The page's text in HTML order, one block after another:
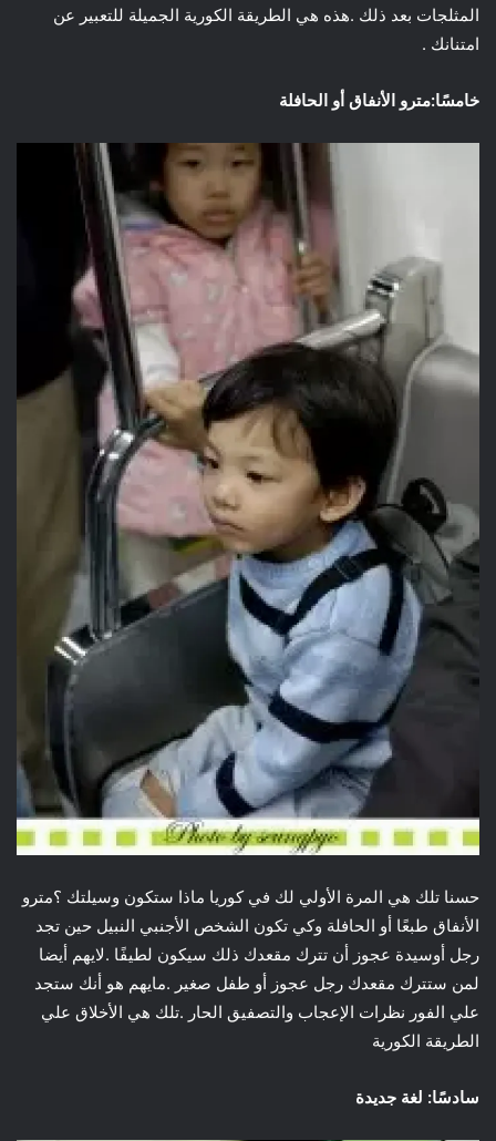
المثلجات بعد ذلك .هذه هي الطريقة الكورية الجميلة للتعبير عن
امتنانك .
خامسًا:مترو الأنفاق أو الحافلة
حسنا تلك هي المرة الأولي لك في كوريا ماذا ستكون وسيلتك ؟مترو
الأنفاق طبعًا أو الحافلة وكي تكون الشخص الأجنبي النبيل حين تجد
رجل أوسيدة عجوز أن تترك مقعدك ذلك سيكون لطيفًا .لايهم أيضا
لمن ستترك مقعدك رجل عجوز أو طفل صغير .مايهم هو أنك ستجد
علي الفور نظرات الإعجاب والتصفيق الحار .تلك هي الأخلاق علي
الطريقة الكورية
سادسًا: لغة جديدة